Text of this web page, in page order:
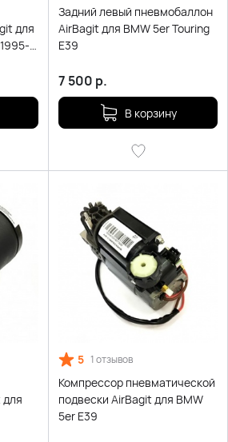
для
Задний левый пневмобаллон
AirBagit для BMW 5er Touring
E39
7 500 р.
В корзину
5 1 отзывов
Компрессор пневматической
подвески AirBagit для BMW
5er E39